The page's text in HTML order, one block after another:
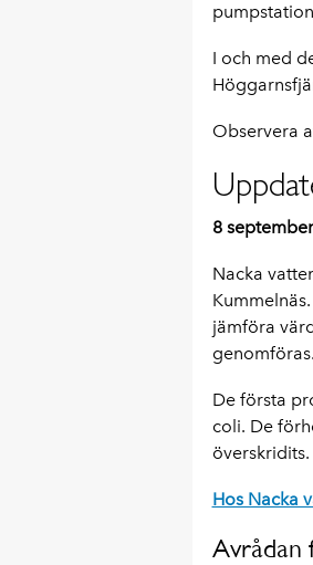
I och med
Observera
8
Nacka
jämföra
genomföras.
De första
coli. De
överskridits.
Hos Nacka
Avrådan